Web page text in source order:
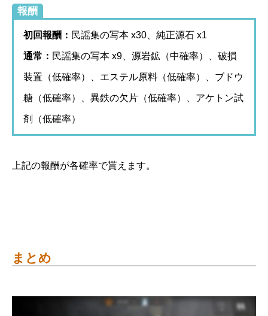
報酬
初回報酬： 民謡集の写本 x30、純正源石 x1
通常： 民謡集の写本 x9、源岩鉱（中確率）、破損
装置（低確率）、エステル原料（低確率）、ブドウ
糖（低確率）、異鉄の欠片（低確率）、アケトン試
剤（低確率）
上記の報酬が各確率で貰えます。
まとめ